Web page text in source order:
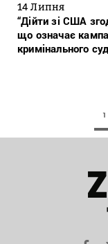
14 Липня
“Дійти зі США
що означає
кримінального
1